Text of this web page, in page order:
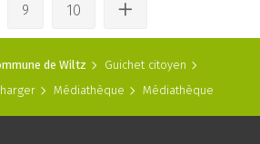
9 10
de Wiltz
Guichet citoyen
Médiathèque Médiathèque